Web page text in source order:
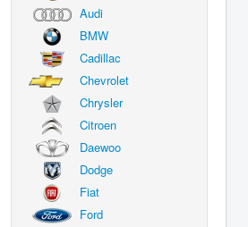
Audi
BMW
Cadillac
Chevrolet
Chrysler
Citroen
Daewoo
Dodge
Fiat
Ford